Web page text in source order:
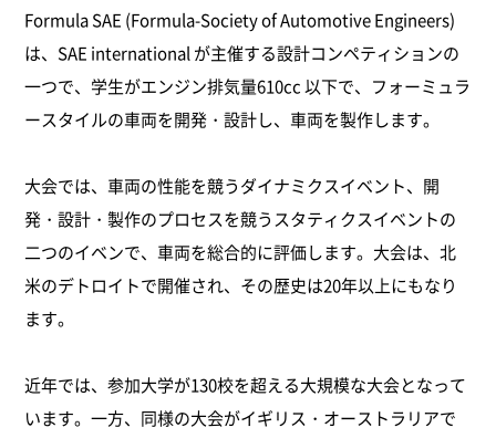
Formula SAE (Formula-Society of Automotive Engineers)
は、SAE international が主催する設計コンペティションの
一つで、学生がエンジン排気量610cc 以下で、フォーミュラ
ースタイルの車両を開発・設計し、車両を製作します。
大会では、車両の性能を競うダイナミクスイベント、開
発・設計・製作のプロセスを競うスタティクスイベントの
二つのイベンで、車両を総合的に評価します。大会は、北
米のデトロイトで開催され、その歴史は20年以上にもなり
ます。
近年では、参加大学が130校を超える大規模な大会となって
います。一方、同様の大会がイギリス・オーストラリアで